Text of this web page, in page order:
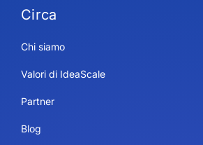
Circa
Chi siamo
Valori di IdeaScale
Partner
Blog